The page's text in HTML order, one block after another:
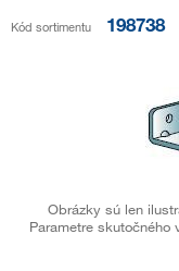
Kód sortimentu 198738
Obrázky sú len
Parametre